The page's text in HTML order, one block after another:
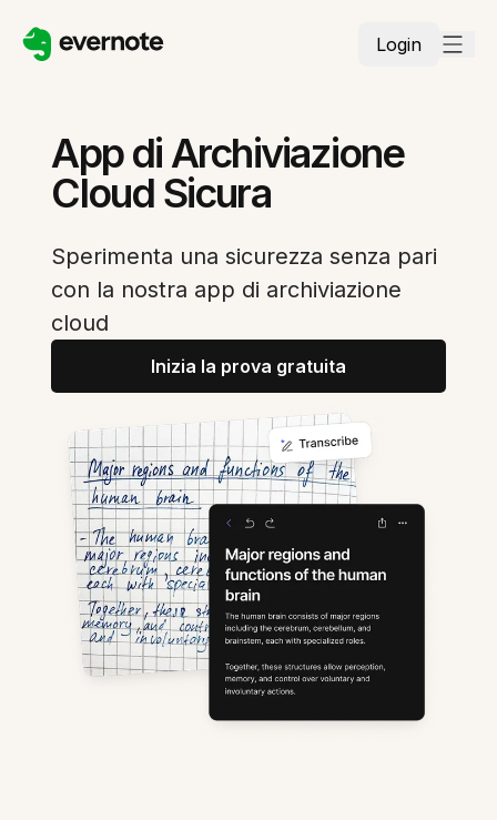
Login
App di Archiviazione
Cloud Sicura
Sperimenta una sicurezza senza pari
con la nostra app di archiviazione
cloud
Inizia la prova gratuita